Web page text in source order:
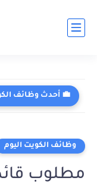
💼 أحدث وظائف
وظائف الكويت اليوم
مطلوب